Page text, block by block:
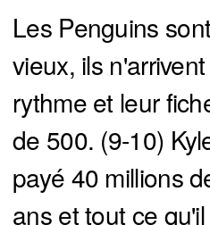
Les Penguins
vieux, ils
rythme et leur
de 500. (9-10)
payé 40 millions
ans et tout ce